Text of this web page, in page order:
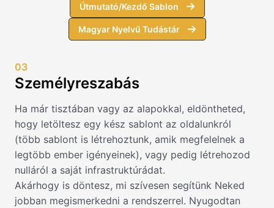
Útmutató/Kezdő Sablon
Magyar Nyelvű Tudástár
03
Személyreszabás
Ha már tisztában vagy az alapokkal, eldöntheted,
hogy letöltesz egy kész sablont az oldalunkról
(több sablont is létrehoztunk, amik megfelelnek a
legtöbb ember igényeinek), vagy pedig létrehozod
nulláról a saját infrastruktúrádat.
Akárhogy is döntesz, mi szívesen segítünk Neked
jobban megismerkedni a rendszerrel. Nyugodtan